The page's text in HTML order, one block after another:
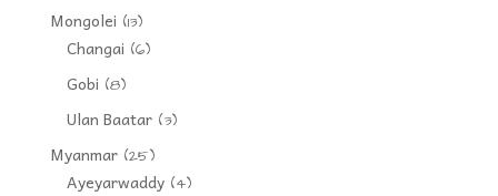
Mongolei (13)
Changai (6)
Gobi (8)
Ulan Baatar(3)
Myanmar(25)
Ayeyarwaddy(4)